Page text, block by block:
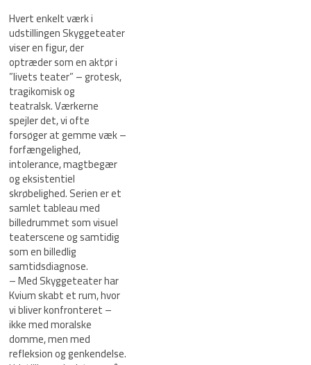
Hvert enkelt værk i
udstillingen Skyggeteater
viser en figur, der
optræder som en aktør i
”livets teater” – grotesk,
tragikomisk og
teatralsk. Værkerne
spejler det, vi ofte
forsøger at gemme væk –
forfængelighed,
intolerance, magtbegær
og eksistentiel
skrøbelighed. Serien er et
samlet tableau med
billedrummet som visuel
teaterscene og samtidig
som en billedlig
samtidsdiagnose.
– Med Skyggeteater har
Kvium skabt et rum, hvor
vi bliver konfronteret –
ikke med moralske
domme, men med
refleksion og genkendelse.